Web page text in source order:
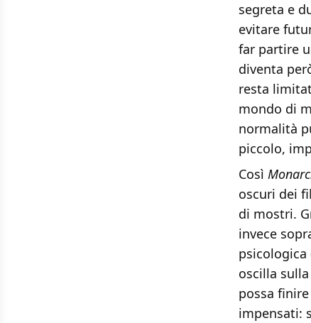
segreta e
evitare
far partire
diventa
resta
mondo di
normalità
piccolo,
Così
oscuri dei
di mostri.
invece
psicologica
oscilla
possa
impensati: